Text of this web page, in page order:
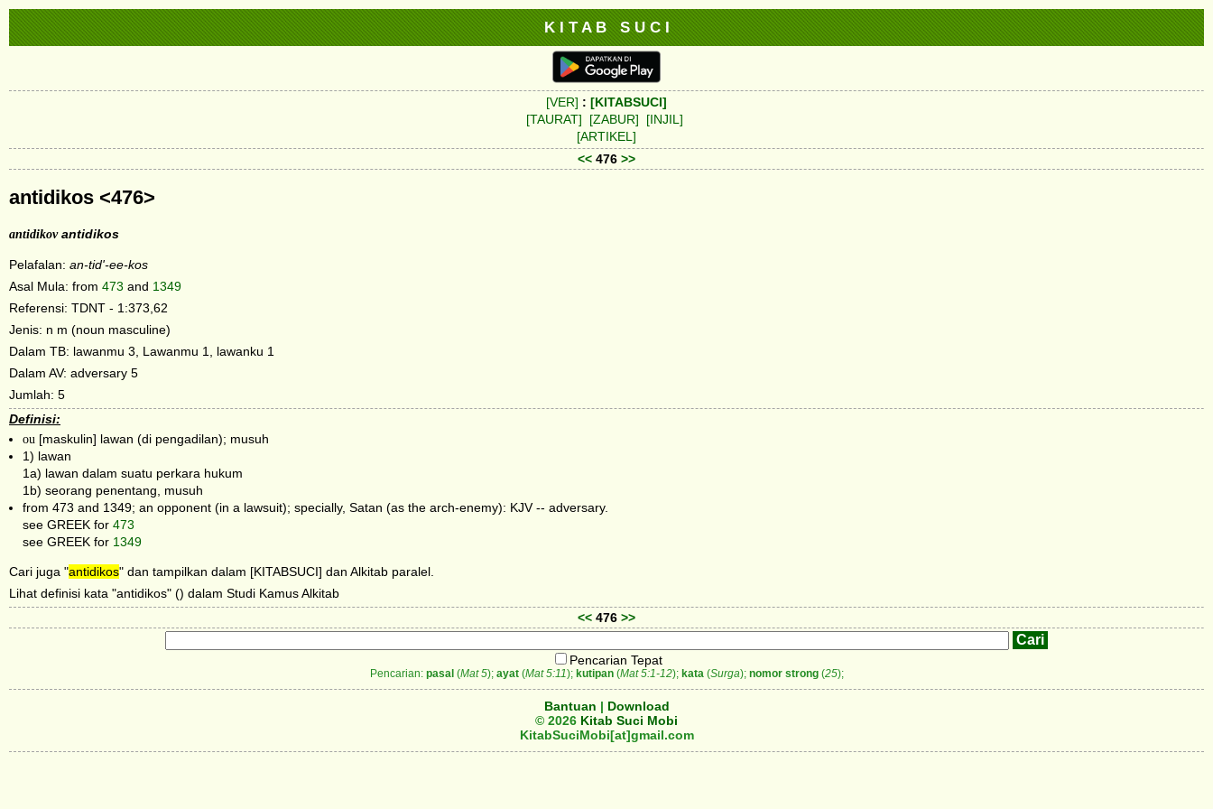
K I T A B S U C I
[VER] : [KITABSUCI]
[TAURAT]
[ZABUR]
[INJIL]
[ARTIKEL]
<< 476 >>
antidikos <476>
antidikovantidikos
Pelafalan: an-tid'-ee-kos
Asal Mula: from 473 and 1349
Referensi: TDNT - 1:373,62
Jenis: n m (noun masculine)
Dalam TB: lawanmu 3, Lawanmu 1, lawanku 1
Dalam AV: adversary 5
Jumlah: 5
Definisi:
ou [maskulin] lawan (di pengadilan); musuh
1) lawan
1a) lawan dalam suatu perkara hukum
1b) seorang penentang, musuh
from 473 and 1349; an opponent (in a lawsuit); specially, Satan (as the arch-enemy): KJV -- adversary.
see GREEK for 473
see GREEK for 1349
Cari juga "antidikos" dan tampilkan dalam [KITABSUCI] dan Alkitab paralel.
Lihat definisi kata "antidikos" () dalam Studi Kamus Alkitab
<< 476 >>
Pencarian Tepat
Pencarian: pasal (Mat 5); ayat(Mat 5:11); kutipan(Mat 5:1-12); kata(Surga); nomor strong(25);
Bantuan | Download
© 2026 Kitab Suci Mobi
KitabSuciMobi[at]gmail.com